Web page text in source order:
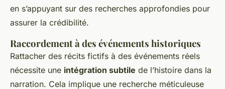
en s’appuyant sur des recherches approfondies pour
assurer la crédibilité.
Raccordement à des événements historiques
Rattacher des récits fictifs à des événements réels
nécessite une intégration subtile de l’histoire dans la
narration. Cela implique une recherche méticuleuse